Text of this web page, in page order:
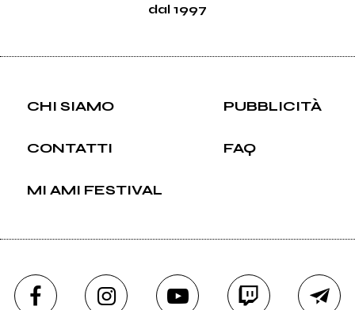
dal 1997
CHI SIAMO PUBBLICITÀ
CONTATTI FAQ
MI AMI FESTIVAL